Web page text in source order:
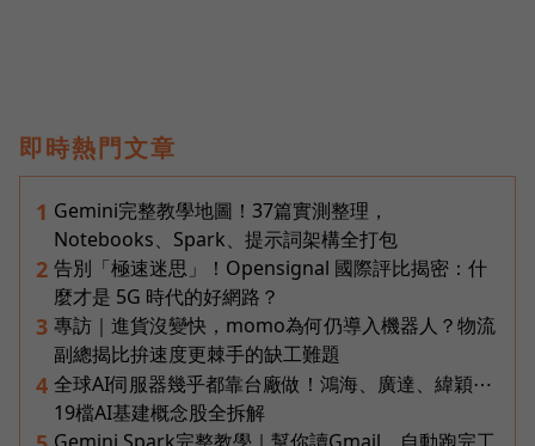
即時熱門文章
1 Gemini完整教學地圖！37篇實測整理，
Notebooks、Spark、提示詞架構全打包
2 告別「極速迷思」！Opensignal 國際評比揭密：什
麼才是 5G 時代的好網路？
3 專訪｜進貨沒變快，momo為何仍導入機器人？物流
副總揭比拚速度更棘手的缺工難題
4 全球AI伺服器幾乎都靠台廠做！鴻海、廣達、緯穎⋯
19檔AI基建概念股全拆解